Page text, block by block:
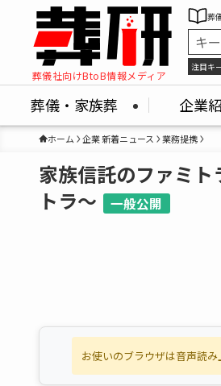
葬儀社向けBtoB情報メディア
葬
注目キ
葬儀・家族葬 企業
ホーム 企業 新着ニュース 業務提携
家族信託のファミ
トラ～
一般公開
お使いのブラウザは音声読み